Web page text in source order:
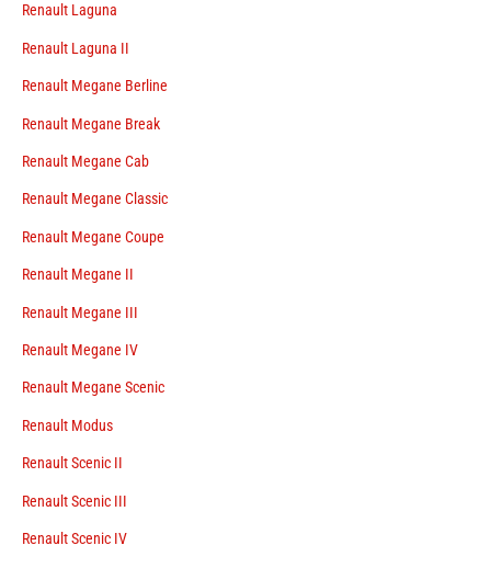
Renault Laguna
Renault Laguna II
Renault Megane Berline
Renault Megane Break
Renault Megane Cab
Renault Megane Classic
Renault Megane Coupe
Renault Megane II
Renault Megane III
Renault Megane IV
Renault Megane Scenic
Renault Modus
Renault Scenic II
Renault Scenic III
Renault Scenic IV